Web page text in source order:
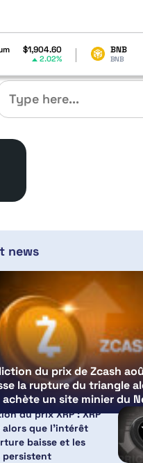
BNB $594.82
BNB -0.65%
news
du prix de Zcash
la rupture du triangle
achète un site minier du
du prix XRP : XRP
que l’intérêt
baisse et les
persistent